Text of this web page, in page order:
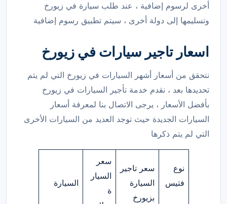
أخرى لرسوم إضافية ، عند طلب سيارة في زيورخ
وتسليمها إلى دولة أخرى ، سيتم تطبيق رسوم إضافية
اسعار تاجير سيارات في زيورخ
نتحقق من أسعار أشهر السيارات في زيورخ التي لم يتم
تحديدها بعد ، نقدم خدمة تأجير السيارات في زيورخ
بأفضل الأسعار ، يرجى الاتصال بنا لمعرفة أسعار
السيارات الجديدة حيث توجد العديد من السيارات الأخرى
التي لم يتم ذكرها
نوع
فتيس
سعر تاجير
السيارة
بزيورخ
سعر
السيار
ة
السيارة